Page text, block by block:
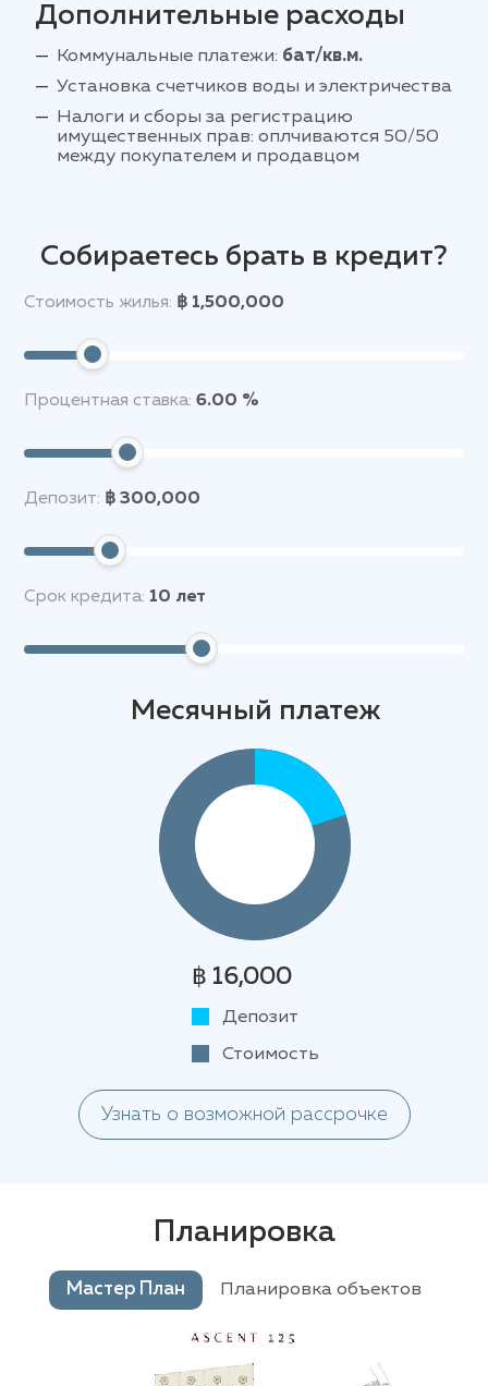
Дополнительные расходы
Коммунальные платежи: бат/кв.м.
Установка счетчиков воды и электричества
Налоги и сборы за регистрацию
имущественных прав: оплчиваются 50/50
между покупателем и продавцом
Собираетесь брать в кредит?
Стоимость жилья: ฿ 1,500,000
Процентная ставка: 6.00 %
Депозит: ฿ 300,000
Срок кредита: 10 лет
Месячный платеж
฿ 16,000
Депозит
Стоимость
Узнать о возможной рассрочке
Планировка
Мастер План Планировка объектов